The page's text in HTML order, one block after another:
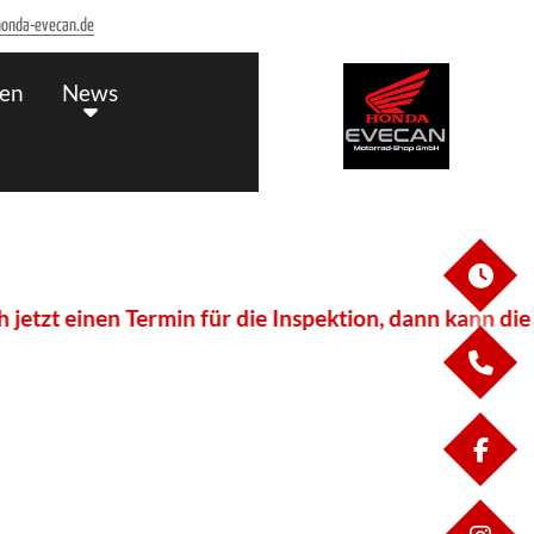
evecan.de
News
einen Termin für die Inspektion, dann kann die